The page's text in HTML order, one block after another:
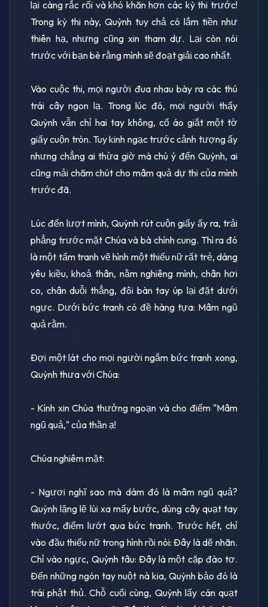
lại càng rắc rối và khó khăn hơn các kỳ thi trước!
Trong kỳ thi này, Quỳnh tuy chả có lắm tiền như
thiên hạ, nhưng cũng xin tham dự. Lại còn nói
trước với bạn bè rằng mình sẽ đoạt giải cao nhất.
Vào cuộc thi, mọi người đua nhau bày ra các thú
trái cây ngon lạ. Trong lúc đó, mọi người thấy
Quỳnh vẫn chỉ hai tay không, cổ áo giắt một tờ
giấy cuộn tròn. Tuy kinh ngạc trước cảnh tượng ấy
nhưng chẳng ai thừa giờ mà chú ý đến Quỳnh, ai
cũng mải chăm chút cho mâm quả dự thi của mình
trước đã.
Lúc đến lượt mình, Quỳnh rút cuộn giấy ấy ra, trải
phẳng trước mặt Chúa và bà chính cung. Thì ra đó
là một tấm tranh vẽ hình một thiếu nữ rất trẻ, dáng
yêu kiều, khoả thân, nằm nghiêng mình, chân hơi
co, chân duỗi thẳng, đôi bàn tay úp lại đặt dưới
ngực. Dưới bức tranh có đề hàng tựa: Mâm ngũ
quả rằm.
Ðợi một lát cho mọi người ngắm bức tranh xong,
Quỳnh thưa với Chúa:
- Kính xin Chúa thưởng ngoạn và cho điểm "Mâm
ngũ quả," của thần ạ!
Chúa nghiêm mặt:
- Ngươi nghĩ sao mà dám đó là mâm ngũ quả?
Quỳnh lặng lẽ lùi xa mấy bước, dùng cây quạt tay
thước, điểm lướt qua bức tranh. Trước hết, chỉ
vào đầu thiếu nữ trong hình rồi nói: Ðây là dẽ nhãn.
Chỉ vào ngực, Quỳnh tâu: Ðây là một cặp đào tơ.
Ðến những ngón tay nuột nà kia, Quỳnh bảo đó là
trái phật thủ. Chỗ cuối cùng, Quỳnh lấy cán quạt